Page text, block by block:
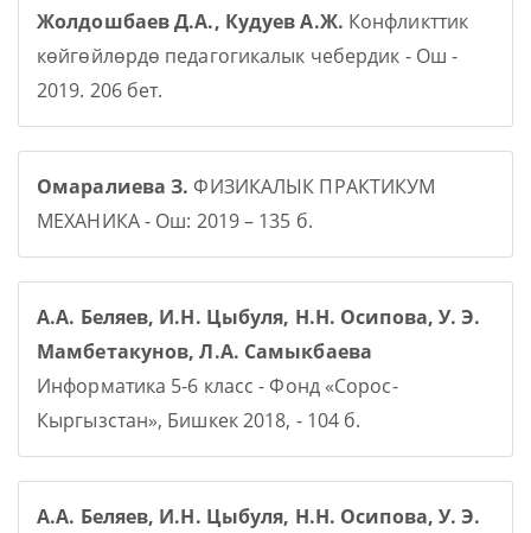
Жолдошбаев Д.А., Кудуев А.Ж. Конфликттик
көйгөйлөрдө педагогикалык чебердик - Ош -
2019. 206 бет.
Омаралиева З. ФИЗИКАЛЫК ПРАКТИКУМ
МЕХАНИКА - Ош: 2019 – 135 б.
А.А. Беляев, И.Н. Цыбуля, Н.Н. Осипова, У. Э.
Мамбетакунов, Л.А. Самыкбаева
Информатика 5-6 класс - Фонд «Сорос-
Кыргызстан», Бишкек 2018, - 104 б.
А.А. Беляев, И.Н. Цыбуля, Н.Н. Осипова, У. Э.